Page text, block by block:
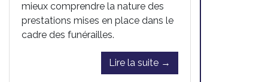
mieux comprendre la nature des
prestations mises en place dans le
cadre des funérailles.
Lire la suite →